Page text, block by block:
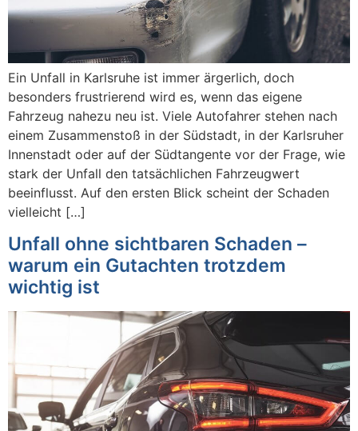
Ein Unfall in Karlsruhe ist immer ärgerlich, doch
besonders frustrierend wird es, wenn das eigene
Fahrzeug nahezu neu ist. Viele Autofahrer stehen nach
einem Zusammenstoß in der Südstadt, in der Karlsruher
Innenstadt oder auf der Südtangente vor der Frage, wie
stark der Unfall den tatsächlichen Fahrzeugwert
beeinflusst. Auf den ersten Blick scheint der Schaden
vielleicht […]
Unfall ohne sichtbaren Schaden –
warum ein Gutachten trotzdem
wichtig ist